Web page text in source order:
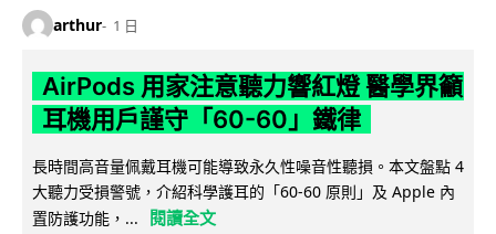
arthur 1 日
AirPods 用家注意聽力響紅燈 醫學界籲
耳機用戶謹守「60-60」鐵律
長時間高音量佩戴耳機可能導致永久性噪音性聽損。本文盤點 4
大聽力受損警號，介紹科學護耳的「60-60 原則」及 Apple 內
置防護功能，...
閱讀全文